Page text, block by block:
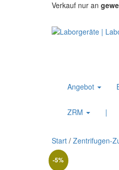
Verkauf nur an
Angebot
ZRM |
Start / Zentrifugen-
-5%